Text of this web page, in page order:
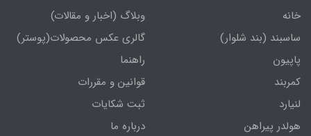
خانه
ساسبند (بند شلوار)
پاپیون
کمربند
لنیارد
هولدر پیراهن
وبلاگ (اخبار و مقالات)
گالری عکس محصولات(پوستر)
راهنما
قوانین و مقررات
ثبت شکایات
درباره ما